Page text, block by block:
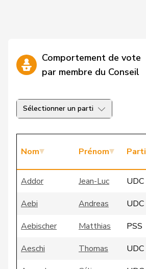
Comportement de vote
par membre du Conseil
Sélectionner un parti
Nom Prénom Parti
Addor Jean-Luc UDC
Aebi
Andreas UDC
Aebischer
Matthias PSS
Aeschi
Thomas UDC